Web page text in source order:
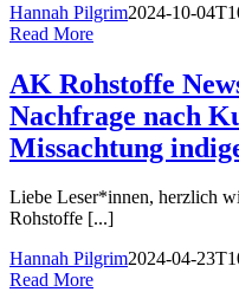
Hannah Pilgrim2024-10-
Read More
AK Rohstoffe
Nachfrage nach
Missachtung
Liebe Leser*innen, herzlich
Rohstoffe [...]
Hannah Pilgrim2024-04-
Read More